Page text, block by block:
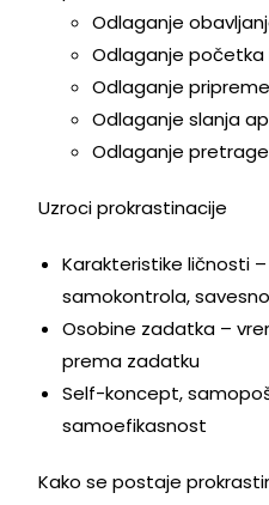
Odlaganje
Odlaganje
Odlaganje
Odlaganje slanja
Odlaganje
Uzroci prokrastinacije
Karakteristike ličnosti
samokontrola,
Osobine zadatka –
prema zadatku
Self-koncept,
samoefikasnost
Kako se postaje